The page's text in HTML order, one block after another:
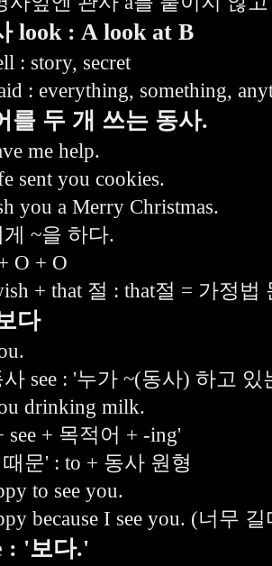
look : A look at B
: story, secret
: everything, something,
를 두 개 쓰는 동사.
me help.
sent you cookies.
you a Merry Christmas.
~을 하다.
O + O
+ that 절 : that절 = 가정법
다
see : '누가 ~(동사) 하고 있
drinking milk.
see + 목적어 + -ing'
문' : to + 동사 원형
to see you.
because I see you. (너무
: '보다.'